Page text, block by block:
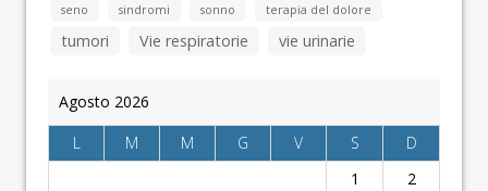
seno
sindromi sonno terapia del dolore
tumori Vie respiratorie vie urinarie
Agosto 2026
L
M M G V S
D
1
2